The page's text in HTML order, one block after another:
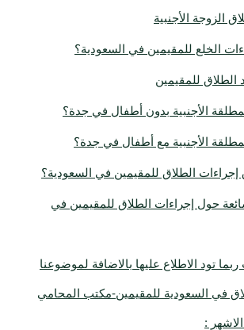
الزوجة الأجنبية
الخلع للمقيمين في السعودية؟
الطلاق للمقيمين
الأجنبية بدون أطفال في جدة؟
الأجنبية مع أطفال في جدة؟
الطلاق للمقيمين في السعودية؟
حول إجراءات الطلاق للمقيمين في
ربما تود الاطلاع عليها بالاضافة لموضوعنا
في السعودية للمقيمين-مكتب المحامي
: